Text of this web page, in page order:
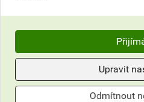
chrániče
relé, svorkovnice, zdroje,
TH35 (35
Upravit
Odmítnout